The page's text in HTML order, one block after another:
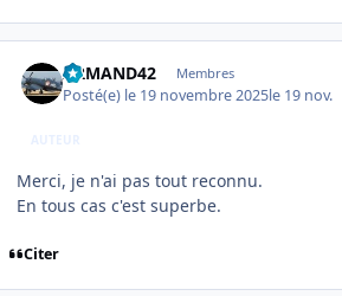
ARMAND42 Membres
Posté(e) le 19 novembre 2025le 19 nov.
AUTEUR
Merci, je n'ai pas tout reconnu.
En tous cas c'est superbe.
Citer